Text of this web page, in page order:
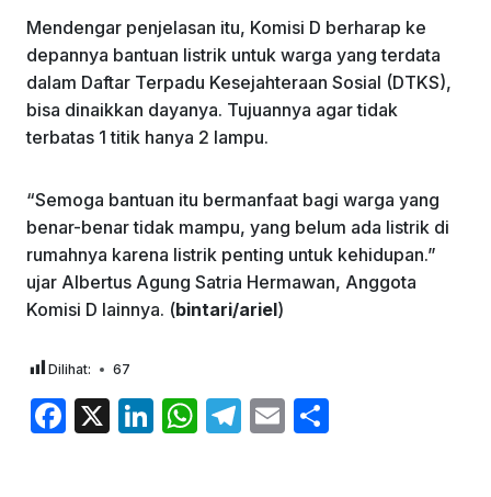
Mendengar penjelasan itu, Komisi D berharap ke
depannya bantuan listrik untuk warga yang terdata
dalam Daftar Terpadu Kesejahteraan Sosial (DTKS),
bisa dinaikkan dayanya. Tujuannya agar tidak
terbatas 1 titik hanya 2 lampu.
“Semoga bantuan itu bermanfaat bagi warga yang
benar-benar tidak mampu, yang belum ada listrik di
rumahnya karena listrik penting untuk kehidupan.”
ujar Albertus Agung Satria Hermawan, Anggota
Komisi D lainnya. (bintari/ariel)
Dilihat: 67
F
X
Li W T
E